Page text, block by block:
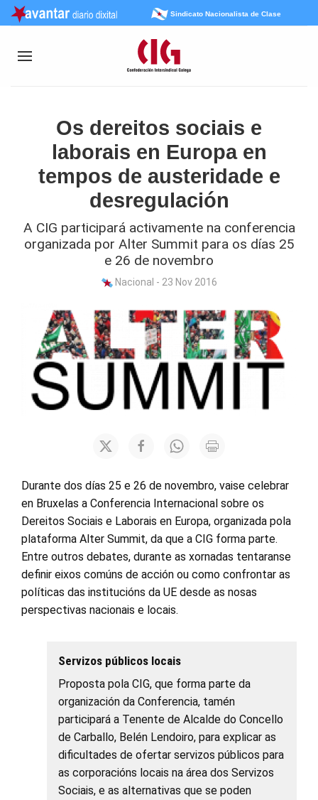
Sindicato Nacionalista de Clase
Os dereitos sociais e
laborais en Europa en
tempos de austeridade e
desregulación
A CIG participará activamente na conferencia
organizada por Alter Summit para os días 25
e 26 de novembro
Nacional - 23 Nov 2016
Durante dos días 25 e 26 de novembro, vaise celebrar
en Bruxelas a Conferencia Internacional sobre os
Dereitos Sociais e Laborais en Europa, organizada pola
plataforma Alter Summit, da que a CIG forma parte.
Entre outros debates, durante as xornadas tentaranse
definir eixos comúns de acción ou como confrontar as
políticas das institucións da UE desde as nosas
perspectivas nacionais e locais.
Servizos públicos locais
Proposta pola CIG, que forma parte da
organización da Conferencia, tamén
participará a Tenente de Alcalde do Concello
de Carballo, Belén Lendoiro, para explicar as
dificultades de ofertar servizos públicos para
as corporacións locais na área dos Servizos
Sociais, e as alternativas que se poden